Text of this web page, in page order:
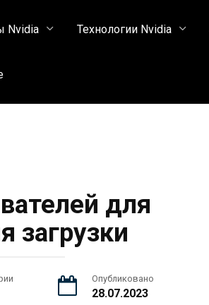
Nvidia Технологии Nvidia
для
загрузки
Опубликовано
28.07.2023